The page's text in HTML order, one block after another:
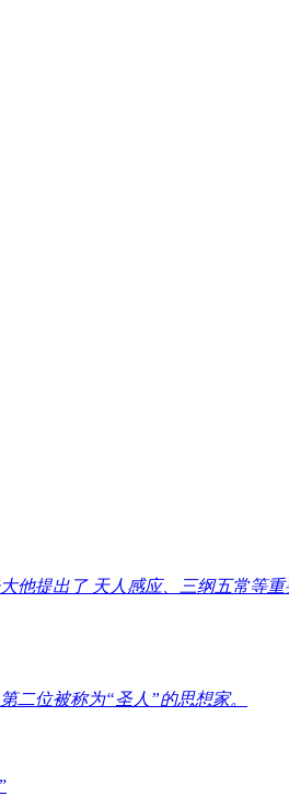
他提出了 天人感应、三纲五常等
二位被称为“圣人”的思想家。